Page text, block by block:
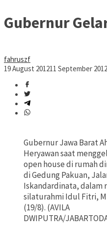
Gubernur
fahruszf
19 August 201211 September 2012
Gubernur Jawa Barat
Heryawan saat
open house di rumah
di Gedung Pakuan,
Iskandardinata, dalam
silaturahmi Idul Fitri,
(19/8). (AVILA
DWIPUTRA/